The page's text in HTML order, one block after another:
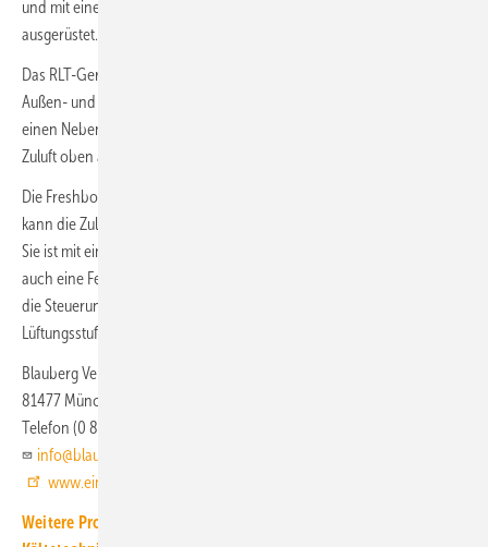
und mit einem Enthalpie-Wärmeübertrager im Gegenstromprinzip
ausgerüstet.
Das RLT-Gerät hat rückseitig zwei Anschlussstutzen DN 100 mm für
Außen- und Fortluft und einen optional nutzbaren Abluftstutzen für
einen Nebenraum. Die Abluft wird seitlich am Gerät angesaugt, die
Zuluft oben am Gerät in den Raum eingebracht.
Die Freshbox 200 ERV WiFi ermöglich auch einen Umluftbetrieb, dazu
kann die Zuluftfilterung (G4 + F7) um einen H13-Filter ergänzt werden.
Sie ist mit einem Bedienfeld ausgestattet, zum Lieferumfang gehört
auch eine Fernbedienung. Durch das anlageneigene WLAN ist auch
die Steuerung über eine Smartphone-App möglich. Optional kann die
Lüftungsstufe über einen CO
Blauberg Ventilatoren
81477 München
Telefon (0 89) 78 50 80 88
info@blaubergventilatoren.de
www.einzelraumlueftung.de
Weitere Produkt-Meldungen zum Thema Luft-, Klima- und